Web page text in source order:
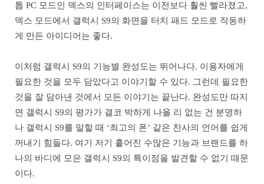
톱 PC 모드인 덱스의 인터페이스는 이전보다 훨씬 빨라졌고,
덱스 모드에서 갤럭시 S9의 화면을 터치 패드 모드로 작동하
게 만든 아이디어는 좋다.
이처럼 갤럭시 S9의 기능별 완성도는 뛰어나다. 이용자에게
필요한 것을 모두 담았다고 이야기할 수 있다. 그런데 필요한
것을 잘 담아낸 것에서 모든 이야기는 끝난다. 완성도만 따지
면 갤럭시 S9의 평가가 결코 박하게 나올 리 없는 건 분명하
나 갤럭시 S9를 말할 때 ‘최고의 폰’ 같은 찬사의 언어를 쉽게
꺼내기 힘들다. 여기 저기 흩어진 수많은 기능과 브랜드를 하
나의 바디에 모은 갤럭시 S9의 특이점을 발견할 수 없기 때문
이다.